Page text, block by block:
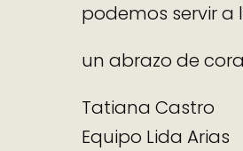
podemos servir a
un abrazo de
Tatiana Castro
Equipo Lida Arias